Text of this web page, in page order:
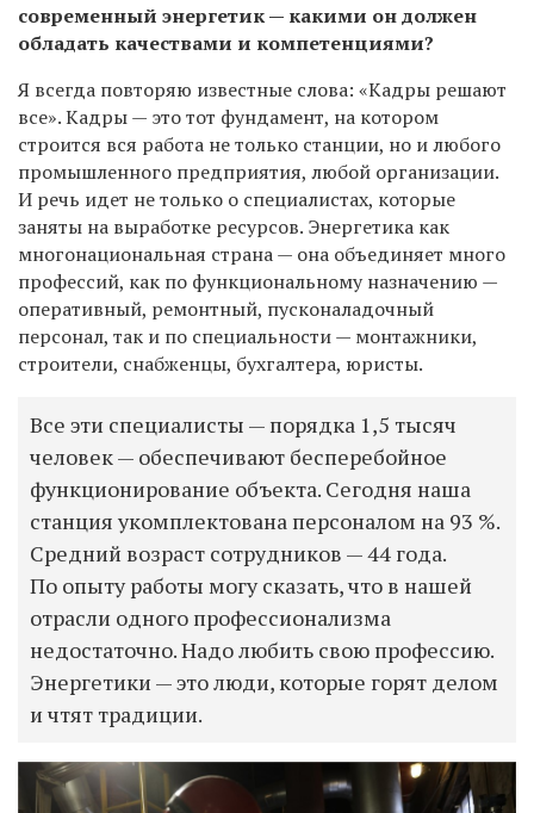
современный энергетик — какими он должен
обладать качествами и компетенциями?
Я всегда повторяю известные слова: «Кадры решают
все». Кадры — это тот фундамент, на котором
строится вся работа не только станции, но и любого
промышленного предприятия, любой организации.
И речь идет не только о специалистах, которые
заняты на выработке ресурсов. Энергетика как
многонациональная страна — она объединяет много
профессий, как по функциональному назначению —
оперативный, ремонтный, пусконаладочный
персонал, так и по специальности — монтажники,
строители, снабженцы, бухгалтера, юристы.
Все эти специалисты — порядка 1,5 тысяч
человек — обеспечивают бесперебойное
функционирование объекта. Сегодня наша
станция укомплектована персоналом на 93 %.
Средний возраст сотрудников — 44 года.
По опыту работы могу сказать, что в нашей
отрасли одного профессионализма
недостаточно. Надо любить свою профессию.
Энергетики — это люди, которые горят делом
и чтят традиции.